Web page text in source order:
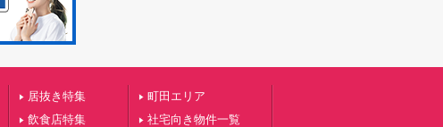
居抜き特集
飲食店特集
町田エリア
社宅向き物件一覧